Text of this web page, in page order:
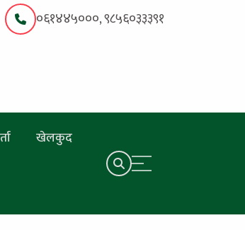
०६१४४५०००, ९८५६०३३३९१
खेलकुद